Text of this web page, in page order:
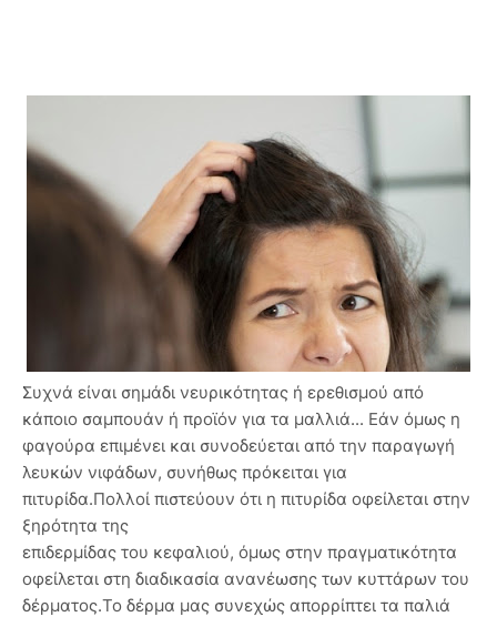
Συχνά είναι σημάδι νευρικότητας ή ερεθισμού από
κάποιο σαμπουάν ή προϊόν για τα μαλλιά... Εάν όμως η
φαγούρα επιμένει και συνοδεύεται από την παραγωγή
λευκών νιφάδων, συνήθως πρόκειται για
πιτυρίδα.Πολλοί πιστεύουν ότι η πιτυρίδα οφείλεται στην
ξηρότητα της
επιδερμίδας του κεφαλιού, όμως στην πραγματικότητα
οφείλεται στη διαδικασία ανανέωσης των κυττάρων του
δέρματος.Το δέρμα μας συνεχώς απορρίπτει τα παλιά